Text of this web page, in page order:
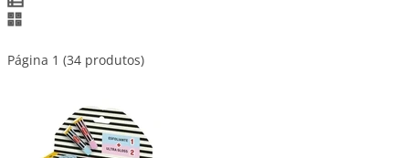
Página 1 (34 produtos)